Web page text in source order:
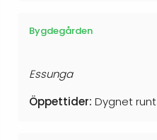
Bygdegården
Essunga
Öppettider: Dygnet runt